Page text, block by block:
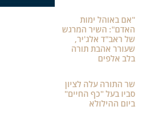
"אם באוהל ימות
האדם": השיר המרגש
של ראב"ד אלג'יר,
שעורר אהבת תורה
בלב אלפים
שר התורה עלה לציון
סביו בעל "כף החיים"
ביום ההילולא